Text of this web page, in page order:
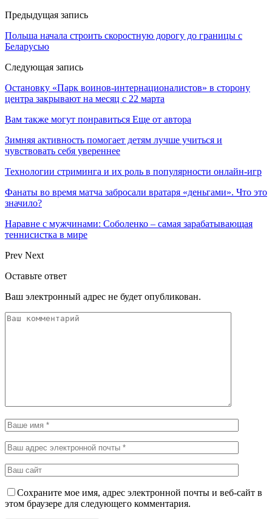
Предыдущая запись
Польша начала строить скоростную дорогу до границы с
Беларусью
Следующая запись
Остановку «Парк воинов-интернационалистов» в сторону
центра закрывают на месяц с 22 марта
Вам также могут понравиться Еще от автора
Зимняя активность помогает детям лучше учиться и
чувствовать себя увереннее
Технологии стриминга и их роль в популярности онлайн-игр
Фанаты во время матча забросали вратаря «деньгами». Что это
значило?
Наравне с мужчинами: Соболенко – самая зарабатывающая
теннисистка в мире
Prev Next
Оставьте ответ
Ваш электронный адрес не будет опубликован.
Сохраните мое имя, адрес электронной почты и веб-сайт в
этом браузере для следующего комментария.